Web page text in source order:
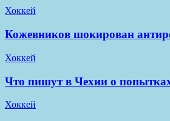
Хоккей
Кожевников шокирован
Хоккей
Что пишут в Чехии о
Хоккей